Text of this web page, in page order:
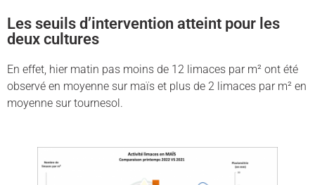
Les seuils d’intervention atteint pour les
deux cultures
En effet, hier matin pas moins de 12 limaces par m² ont été
observé en moyenne sur maïs et plus de 2 limaces par m² en
moyenne sur tournesol.